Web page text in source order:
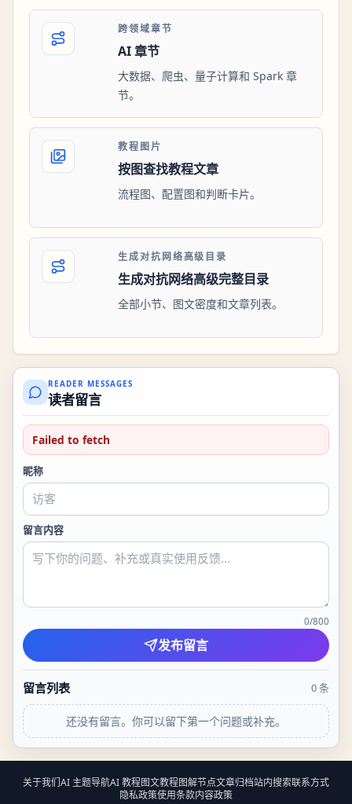
跨领域章节
AI 章节
大数据、爬虫、量子计算和 Spark 章
节。
教程图片
按图查找教程文章
流程图、配置图和判断卡片。
生成对抗网络高级目录
生成对抗网络高级完整目录
全部小节、图文密度和文章列表。
READER MESSAGES
读者留言
Failed to fetch
昵称
留言内容
0/800
发布留言
留言列表 0条
还没有留言。你可以留下第一个问题或补充。
关于我们AI 主题导航AI 教程图文教程图解节点文章归档站内搜索联系方式
隐私政策使用条款内容政策